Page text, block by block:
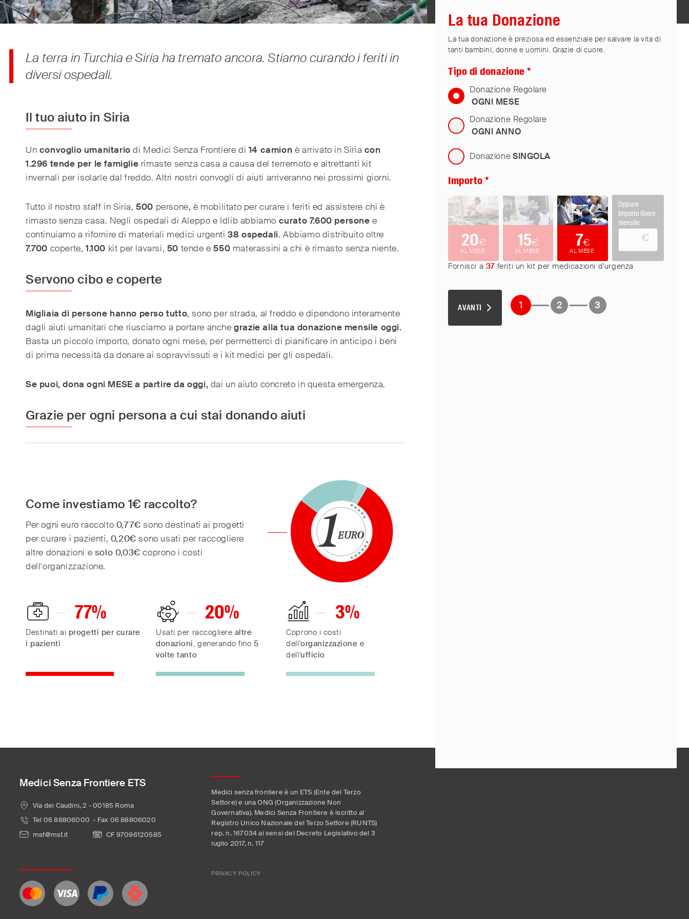
La terra in Turchia e Siria ha tremato ancora. Stiamo curando i feriti in
diversi ospedali.
Il tuo aiuto in Siria
Un convoglio umanitario di Medici Senza Frontiere di 14 camion è arrivato in Siria con
1.296 tende per le famiglie rimaste senza casa a causa del terremoto e altrettanti kit
invernali per isolarle dal freddo. Altri nostri convogli di aiuti arriveranno nei prossimi giorni.
Tutto il nostro staff in Siria,500 persone, è mobilitato per curare i feriti ed assistere chi è
rimasto senza casa. Negli ospedali di Aleppo e Idlib abbiamo curato 7.600 personee
continuiamo a rifornire di materiali medici urgenti38 ospedali. Abbiamo distribuito oltre
7.700 coperte, 1.100 kit per lavarsi, 50 tende e550 materassini a chi è rimasto senza niente.
Servono cibo e coperte
Migliaia di persone hanno perso tutto, sono per strada, al freddo e dipendono interamente
dagli aiuti umanitari che riusciamo a portare anchegrazie alla tua donazione mensile oggi.
Basta un piccolo importo, donato ogni mese, per permetterci di pianificare in anticipo i beni
di prima necessità da donare ai sopravvissuti e i kit medici per gli ospedali.
Se puoi, dona ogni MESE a partire da oggi, dai un aiuto concreto in questa emergenza.
Grazie per ogni persona a cui stai donando aiuti
Come investiamo 1€ raccolto?
Per ogni euro raccolto 0,77€ sono destinati ai progetti
per curare i pazienti, 0,20€ sono usati per raccogliere
altre donazioni e solo 0,03€ coprono i costi
dell'organizzazione.
0
20
77%
Destinati ai progetti per curare
i pazienti
20%
Usati per raccogliere altre
donazioni, generando fino5
volte tanto
3%
Coprono i costi
dell'organizzazione e
dell'ufficio
La tua Donazione
La tua donazione è preziosa ed essenziale per salvare la vita di
tanti bambini, donne e uomini. Grazie di cuore.
Tipo di donazione
Donazione Regolare
OGNI MESE
Donazione Regolare
OGNI ANNO
DonazioneSINGOLA
Importo
20€
AL MESE 15€
AL MESE 7€
AL MESE
Fornisci a 37 feriti un kit per medicazioni d'urgenza
Oppure
Importo libero
mensile
€
AVANTI 1 2 3
Medici Senza Frontiere ETS
Via dei Caudini, 2 - 00185 Roma
Tel 06 88806000 - Fax 06 88806020
msf@msf.it
CF 97096120585
Medici senza frontiere è un ETS (Ente del Terzo
Settore) e una ONG (Organizzazione Non
Governativa). Medici Senza Frontiere è iscritto al
Registro Unico Nazionale del Terzo Settore (RUNTS)
rep. n. 167034 ai sensi del Decreto Legislativo del 3
luglio 2017, n. 117
PRIVACY POLICY